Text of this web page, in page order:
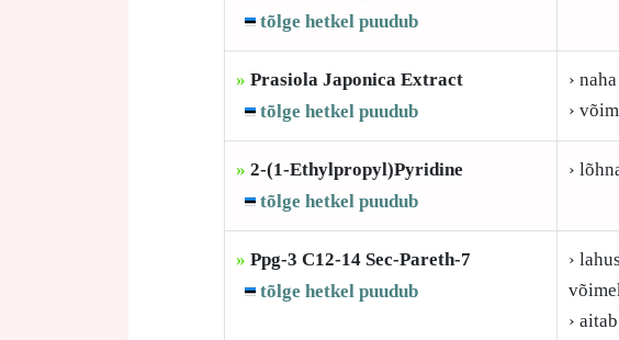
tõlge hetkel puudub
» Prasiola Japonica Extract
tõlge hetkel puudub
›
›
» 2-(1-Ethylpropyl)Pyridine
tõlge hetkel puudub
›
» Ppg-3 C12-14 Sec-Pareth-7
tõlge hetkel puudub
›
›